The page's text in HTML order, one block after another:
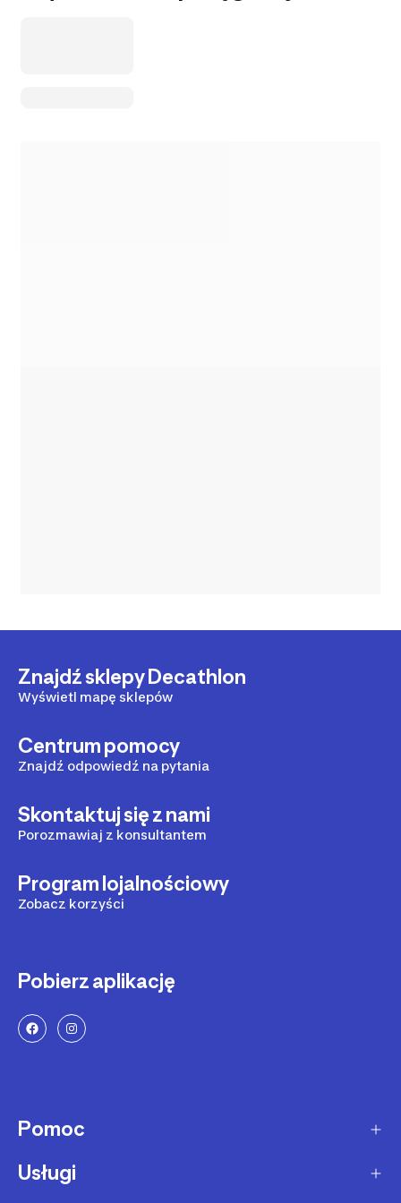
Znajdź sklepy Decathlon
Wyświetl mapę sklepów
Centrum pomocy
Znajdź odpowiedź na pytania
Skontaktuj się z nami
Porozmawiaj z konsultantem
Program lojalnościowy
Zobacz korzyści
Pobierz aplikację
Pomoc
Sposoby dostawy
Usługi